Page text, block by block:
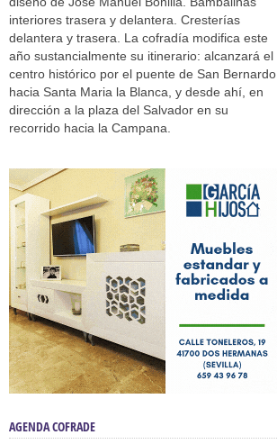
interiores trasera y delantera. Cresterías
delantera y trasera. La cofradía modifica este
año sustancialmente su itinerario: alcanzará el
centro histórico por el puente de San Bernardo
hacia Santa Maria la Blanca, y desde ahí, en
dirección a la plaza del Salvador en su
recorrido hacia la Campana.
AGENDA COFRADE